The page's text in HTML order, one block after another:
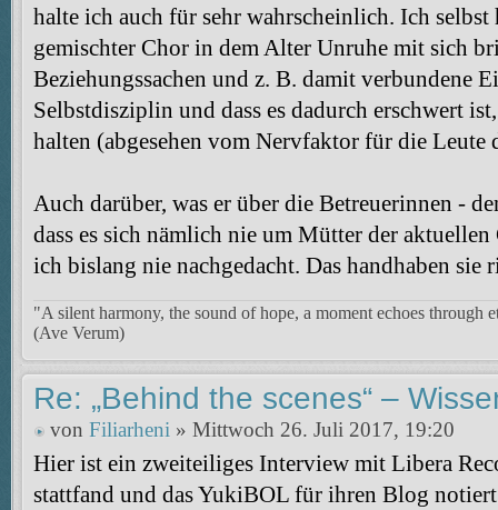
halte ich auch für sehr wahrscheinlich. Ich selbst
gemischter Chor in dem Alter Unruhe mit sich
Beziehungssachen und z. B. damit verbundene
Selbstdisziplin und dass es dadurch erschwert
halten (abgesehen vom Nervfaktor für die
Auch darüber, was er über die Betreuerinnen -
dass es sich nämlich nie um Mütter der
ich bislang nie nachgedacht. Das handhaben sie
"A silent harmony, the sound of hope, a moment echoes through
(Ave Verum)
Re: „Behind the scenes“ –
von Filiarheni » Mittwoch 26. Juli 2017, 19:20
Hier ist ein zweiteiliges Interview mit Libera
stattfand und das YukiBOL für ihren Blog